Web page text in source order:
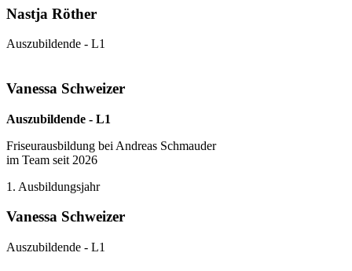
Nastja Röther
Auszubildende - L1
Vanessa Schweizer
Auszubildende - L1
Friseurausbildung bei Andreas Schmauder
im Team seit 2026
1. Ausbildungsjahr
Vanessa Schweizer
Auszubildende - L1